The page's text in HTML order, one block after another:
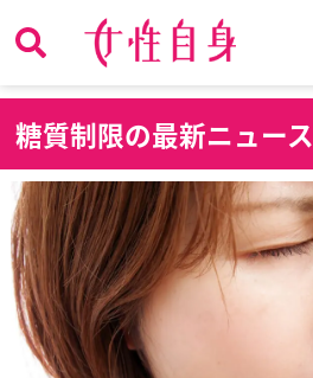
糖質制限の最新ニュース